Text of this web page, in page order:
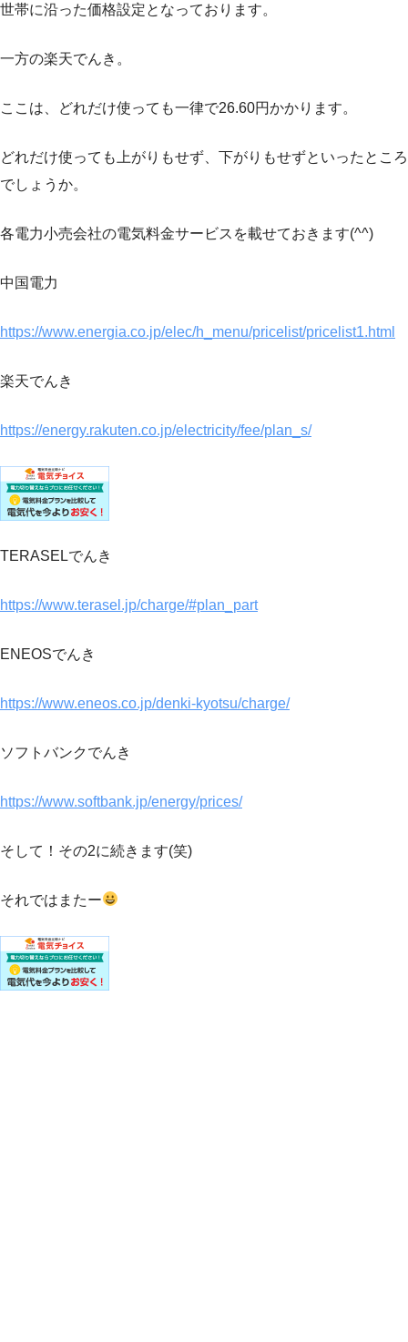
世帯に沿った価格設定となっております。
一方の楽天でんき。
ここは、どれだけ使っても一律で26.60円かかります。
どれだけ使っても上がりもせず、下がりもせずといったところ
でしょうか。
各電力小売会社の電気料金サービスを載せておきます(^^)
中国電力
https://www.energia.co.jp/elec/h_menu/pricelist/pricelist1.html
楽天でんき
https://energy.rakuten.co.jp/electricity/fee/plan_s/
TERASELでんき
https://www.terasel.jp/charge/#plan_part
ENEOSでんき
https://www.eneos.co.jp/denki-kyotsu/charge/
ソフトバンクでんき
https://www.softbank.jp/energy/prices/
そして！その2に続きます(笑)
それではまたー